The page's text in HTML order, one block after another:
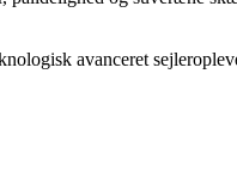
avanceret